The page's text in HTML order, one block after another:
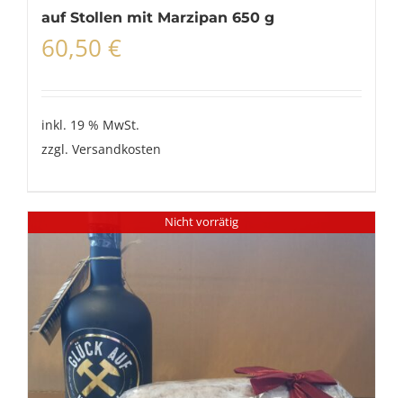
auf Stollen mit Marzipan 650 g
60,50 €
inkl. 19 % MwSt.
zzgl. Versandkosten
Nicht vorrätig